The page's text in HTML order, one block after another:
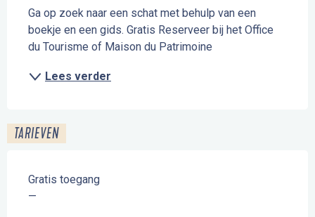
Ga op zoek naar een schat met behulp van een
boekje en een gids. Gratis Reserveer bij het Office
du Tourisme of Maison du Patrimoine
Lees verder
TARIEVEN
Gratis toegang
—